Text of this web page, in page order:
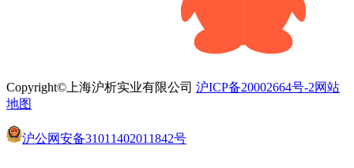
Copyright©上海沪析实业有限公司 沪ICP备20002664号-2网站
地图
沪公网安备31011402011842号